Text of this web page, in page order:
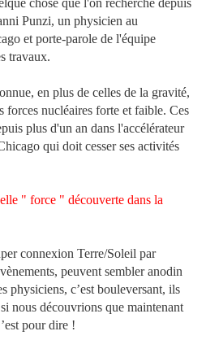
chose que l'on recherche depuis
Punzi, un physicien au
et porte-parole de l'équipe
travaux.
en plus de celles de la gravité,
forces nucléaires forte et faible. Ces
plus d'un an dans l'accélérateur
qui doit cesser ses activités
" force " découverte dans la
connexion Terre/Soleil par
peuvent sembler anodin
physiciens, c’est bouleversant, ils
nous découvrions que maintenant
pour dire !